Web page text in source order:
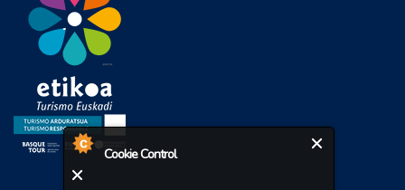
Cookie Control